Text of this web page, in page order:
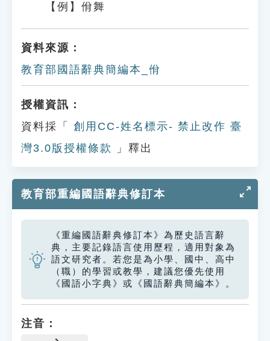
【例】佾舞
資料來源：
教育部國語辭典簡編本_佾
授權資訊：
資料採「
創用CC-姓名標示- 禁止改作 臺
灣3.0版授權條款
」釋出
教育部重編國語辭典修訂本
《重編國語辭典修訂本》為歷史語言辭
典，主要記錄語言使用歷程，適用對象為
語文研究者。若您是為小學、國中、高中
（職）的學習或教學，建議您優先使用
《國語小字典》或《國語辭典簡編本》。
注音：